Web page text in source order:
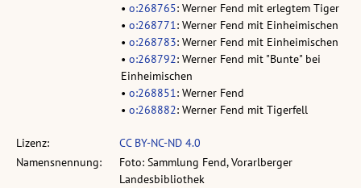
• o:268765: Werner Fend mit erlegtem Tiger
• o:268771: Werner Fend mit Einheimischen
• o:268783: Werner Fend mit Einheimischen
• o:268792: Werner Fend mit "Bunte" bei
Einheimischen
• o:268851: Werner Fend
• o:268882: Werner Fend mit Tigerfell
Lizenz:
CC BY-NC-ND 4.0
Namensnennung:
Foto: Sammlung Fend, Vorarlberger
Landesbibliothek